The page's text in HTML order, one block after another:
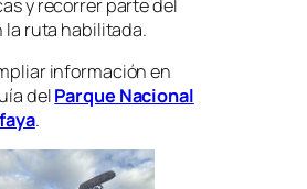
y recorrer parte del
la ruta habilitada.
información en
delParque Nacional
.